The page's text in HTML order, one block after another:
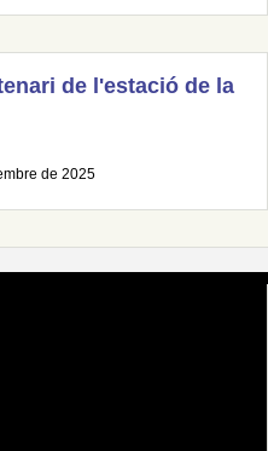
de l'estació de la
de 2025